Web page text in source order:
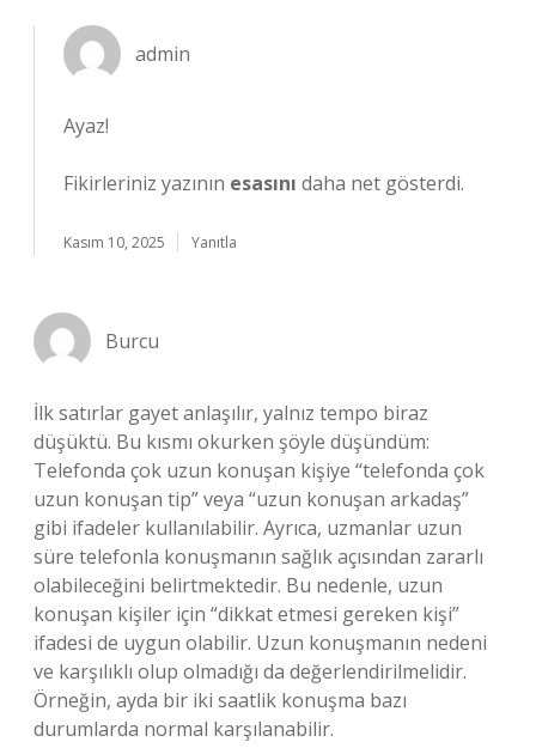
admin
Ayaz!
Fikirleriniz yazının esasını daha net gösterdi.
Kasım 10, 2025 Yanıtla
Burcu
İlk satırlar gayet anlaşılır, yalnız tempo biraz
düşüktü. Bu kısmı okurken şöyle düşündüm:
Telefonda çok uzun konuşan kişiye “telefonda çok
uzun konuşan tip” veya “uzun konuşan arkadaş”
gibi ifadeler kullanılabilir. Ayrıca, uzmanlar uzun
süre telefonla konuşmanın sağlık açısından zararlı
olabileceğini belirtmektedir. Bu nedenle, uzun
konuşan kişiler için “dikkat etmesi gereken kişi”
ifadesi de uygun olabilir. Uzun konuşmanın nedeni
ve karşılıklı olup olmadığı da değerlendirilmelidir.
Örneğin, ayda bir iki saatlik konuşma bazı
durumlarda normal karşılanabilir.